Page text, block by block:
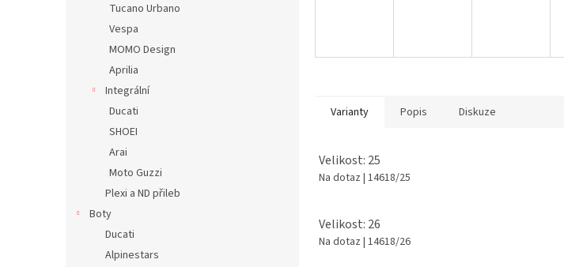
Tucano Urbano
Vespa
MOMO Design
Aprilia
Integrální
Ducati
SHOEI
Arai
Moto Guzzi
Plexi a ND přileb
Boty
Ducati
Alpinestars
Varianty Popis Diskuze
Velikost: 25
Na dotaz | 14618/25
Velikost: 26
Na dotaz | 14618/26